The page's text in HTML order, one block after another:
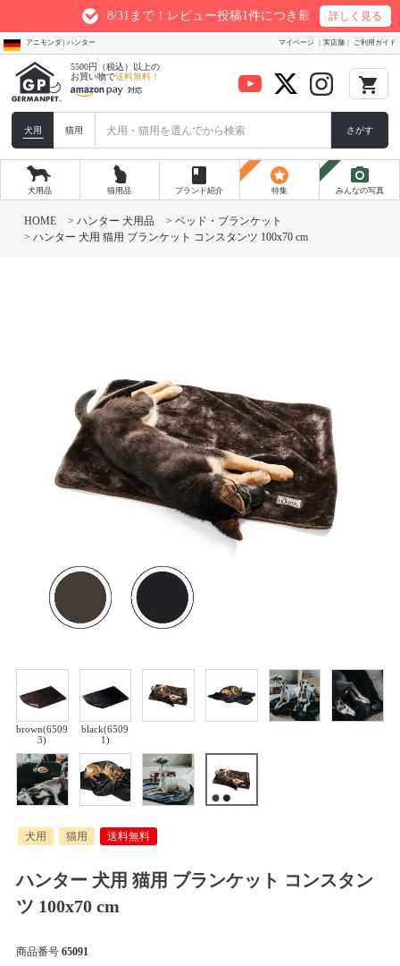
8/31まで！レビュー投稿1件につき最大200ptプレゼント
詳しく見る
アニモンダ | ハンター マイページ 実店舗 ご利用ガイド
5500円（税込）以上の
お買い物で送料無料！ local_grocery_store
犬用 猫用 さがす
犬用品 猫用品
book
ブランド紹介
stars
特集
photo_camera
みんなの写真
HOME ハンター 犬用品
ベッド・ブランケット
ハンター 犬用 猫用 ブランケット コンスタンツ 100x70 cm
brown(6509
3)
black(6509
1)
犬用 猫用 送料無料
ハンター 犬用 猫用 ブランケット コンスタン
ツ 100x70 cm
商品番号 65091